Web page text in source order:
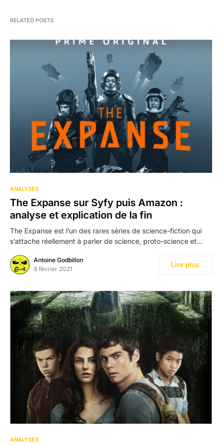
RELATED POSTS
ANALYSES
The Expanse sur Syfy puis Amazon :
analyse et explication de la fin
The Expanse est l’un des rares séries de science-fiction qui
s’attache réellement à parler de science, proto-science et…
Antoine Godbillon
8 février 2021
Lire plus
ANALYSES